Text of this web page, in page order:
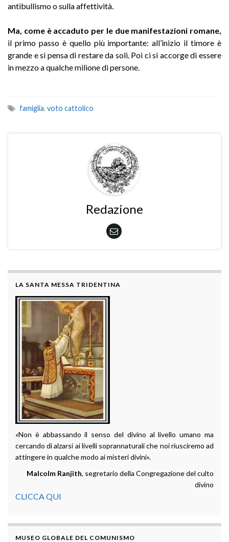
antibullismo o sulla affettività.
Ma, come è accaduto per le due manifestazioni romane,
il primo passo è quello più importante: all’inizio il timore è
grande e si pensa di restare da soli. Poi ci si accorge di essere
in mezzo a qualche milione di persone.
famiglia, voto cattolico
Redazione
LA SANTA MESSA TRIDENTINA
«Non è abbassando il senso del divino al livello umano ma
cercando di alzarsi ai livelli soprannaturali che noi riusciremo ad
attingere in qualche modo ai misteri divini».
Malcolm Ranjith, segretario della Congregazione del culto
divino
CLICCA QUI
MUSEO GLOBALE DEL COMUNISMO